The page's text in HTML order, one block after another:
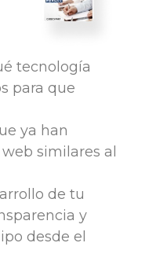
tecnología
para que
ya han
similares al
de tu
y
desde el